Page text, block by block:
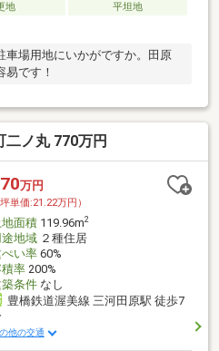
地
平坦地
車場用地にいかがですか。田原
です！
ノ丸 770万円
万円
坪単価:21.22万円）
面積119.96m2
途地域２種住居
い率60%
率200%
条件なし
豊橋鉄道渥美線 三河田原駅 徒歩7
他の交通